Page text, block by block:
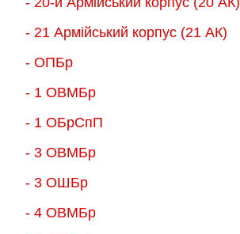
- 21 Армійський корпус (21 АК)
- ОПБр
- 1 ОВМБр
- 1 ОБрСпП
- 3 ОВМБр
- 3 ОШБр
- 4 ОВМБр